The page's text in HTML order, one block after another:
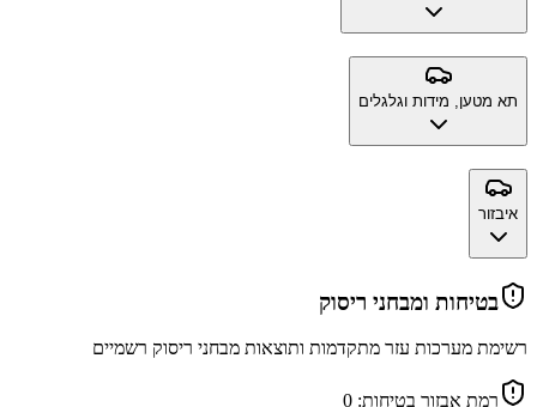
תא מטען, מידות וגלגלים
איבזור
בטיחות ומבחני ריסוק
רשימת מערכות עזר מתקדמות ותוצאות מבחני ריסוק רשמיים
רמת אבזור בטיחות: 0